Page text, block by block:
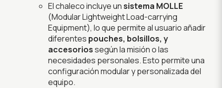
El chaleco incluye unsistema MOLLE
(Modular Lightweight Load-carrying
Equipment), lo que permite al usuario añadir
diferentes pouches, bolsillos, y
accesoriossegún la misión o las
necesidades personales. Esto permite una
configuración modular y personalizada del
equipo.